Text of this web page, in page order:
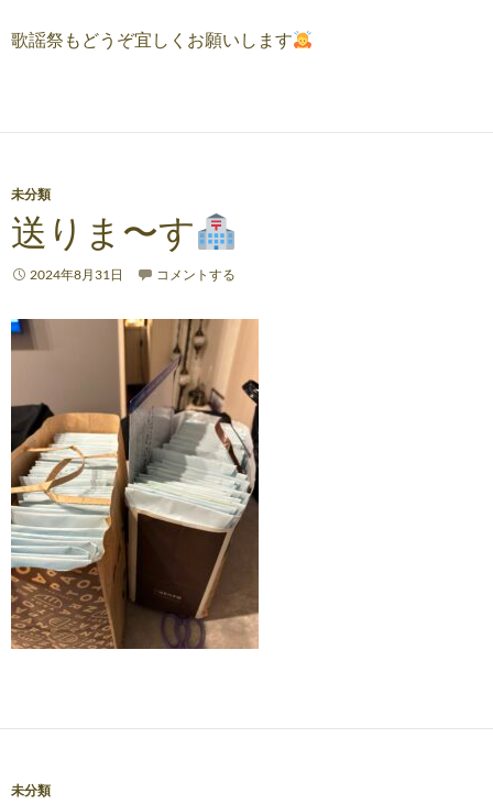
歌謡祭もどうぞ宜しくお願いします
未分類
送りま〜す
2024年8月31日 コメントする
未分類